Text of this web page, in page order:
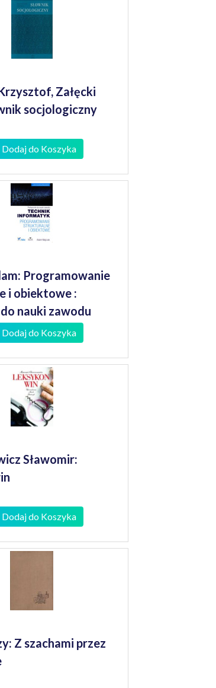
Załęcki
socjologiczny
Dodaj do Koszyka
Programowanie
i obiektowe :
nauki zawodu
Dodaj do Koszyka
Sławomir:
Dodaj do Koszyka
Z szachami przez